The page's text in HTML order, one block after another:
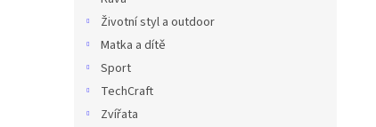
Životní styl a outdoor
Matka a dítě
Sport
TechCraft
Zvířata